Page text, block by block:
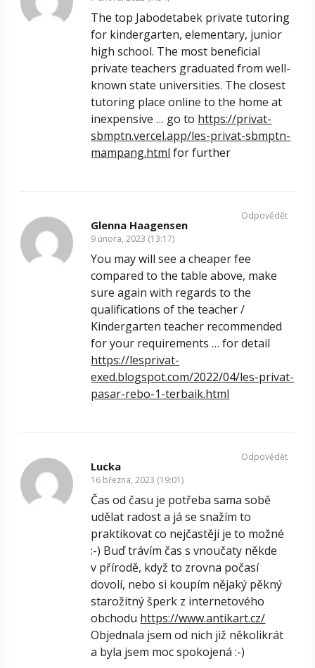
The top Jabodetabek private tutoring
for kindergarten, elementary, junior
high school. The most beneficial
private teachers graduated from well-
known state universities. The closest
tutoring place online to the home at
inexpensive … go to https://privat-
sbmptn.vercel.app/les-privat-sbmptn-
mampang.html for further
Glenna Haagensen
9 února, 2023 (13:17)
You may will see a cheaper fee
compared to the table above, make
sure again with regards to the
qualifications of the teacher /
Kindergarten teacher recommended
for your requirements … for detail
https://lesprivat-
exed.blogspot.com/2022/04/les-privat-
pasar-rebo-1-terbaik.html
Odpovědět
Lucka
16 března, 2023 (19:01)
Čas od času je potřeba sama sobě
udělat radost a já se snažím to
praktikovat co nejčastěji je to možné
:-) Buď trávím čas s vnoučaty někde
v přírodě, když to zrovna počasí
dovolí, nebo si koupím nějaký pěkný
starožitný šperk z internetového
obchodu https://www.antikart.cz/
Objednala jsem od nich již několikrát
a byla jsem moc spokojená :-)
Odpovědět